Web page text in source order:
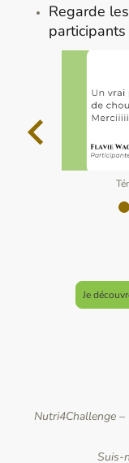
Regarde
participants
Je
Nutri4Challenge –
Suis-